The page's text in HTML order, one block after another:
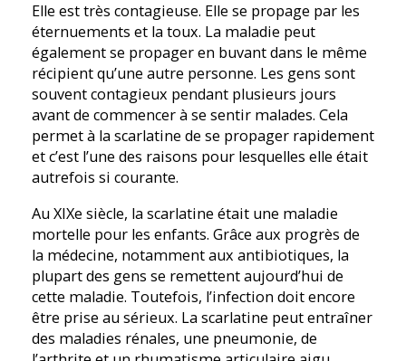
Elle est très contagieuse. Elle se propage par les
éternuements et la toux. La maladie peut
également se propager en buvant dans le même
récipient qu’une autre personne. Les gens sont
souvent contagieux pendant plusieurs jours
avant de commencer à se sentir malades. Cela
permet à la scarlatine de se propager rapidement
et c’est l’une des raisons pour lesquelles elle était
autrefois si courante.
Au XIXe siècle, la scarlatine était une maladie
mortelle pour les enfants. Grâce aux progrès de
la médecine, notamment aux antibiotiques, la
plupart des gens se remettent aujourd’hui de
cette maladie. Toutefois, l’infection doit encore
être prise au sérieux. La scarlatine peut entraîner
des maladies rénales, une pneumonie, de